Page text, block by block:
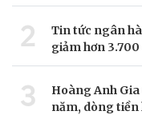
2
Tin tức ngân
giảm hơn
3
Hoàng Anh
năm, dòng